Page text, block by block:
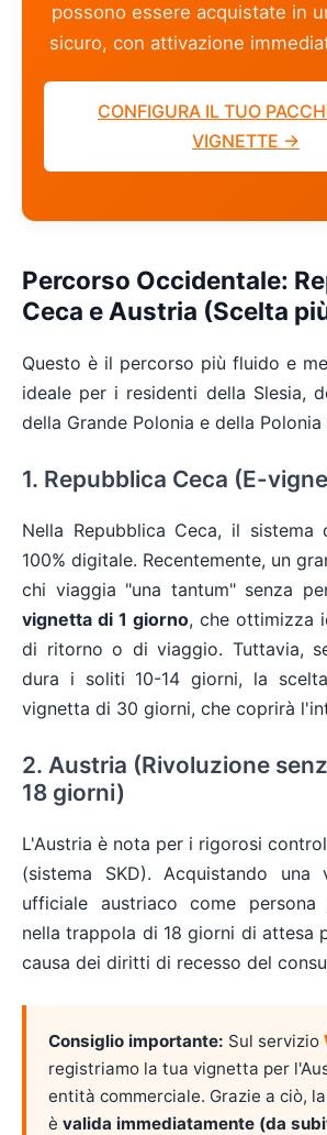
possono essere acquistate in
sicuro, con attivazione
CONFIGURA IL TUO
VIGNETTE →
Percorso Occidentale:
Ceca e Austria (Scelta
Questo è il percorso più fluido e
ideale per i residenti della Slesia,
della Grande Polonia e della Polonia
1. Repubblica Ceca (E-
Nella Repubblica Ceca, il
100% digitale. Recentemente, un
chi viaggia "una tantum" senza
vignetta di 1 giorno, che ottimizza
di ritorno o di viaggio. Tuttavia,
dura i soliti 10-14 giorni, la
vignetta di 30 giorni, che coprirà
2. Austria (Rivoluzione
18 giorni)
L'Austria è nota per i rigorosi
(sistema SKD). Acquistando
ufficiale austriaco come
nella trappola di 18 giorni di attesa
causa dei diritti di recesso del
Consiglio importante: Sul servizio
registriamo la tua vignetta per
entità commerciale. Grazie a ciò,
è valida immediatamente (da